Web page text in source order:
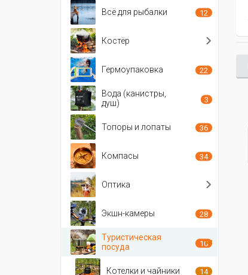
Всё для рыбалки 12
Костёр
Гермоупаковка 22
Вода (канистры,
душ)
3
Топоры и лопаты 36
Компасы 34
Оптика
Экшн-камеры 28
Туристическая
посуда
10
Котелки и чайники 14